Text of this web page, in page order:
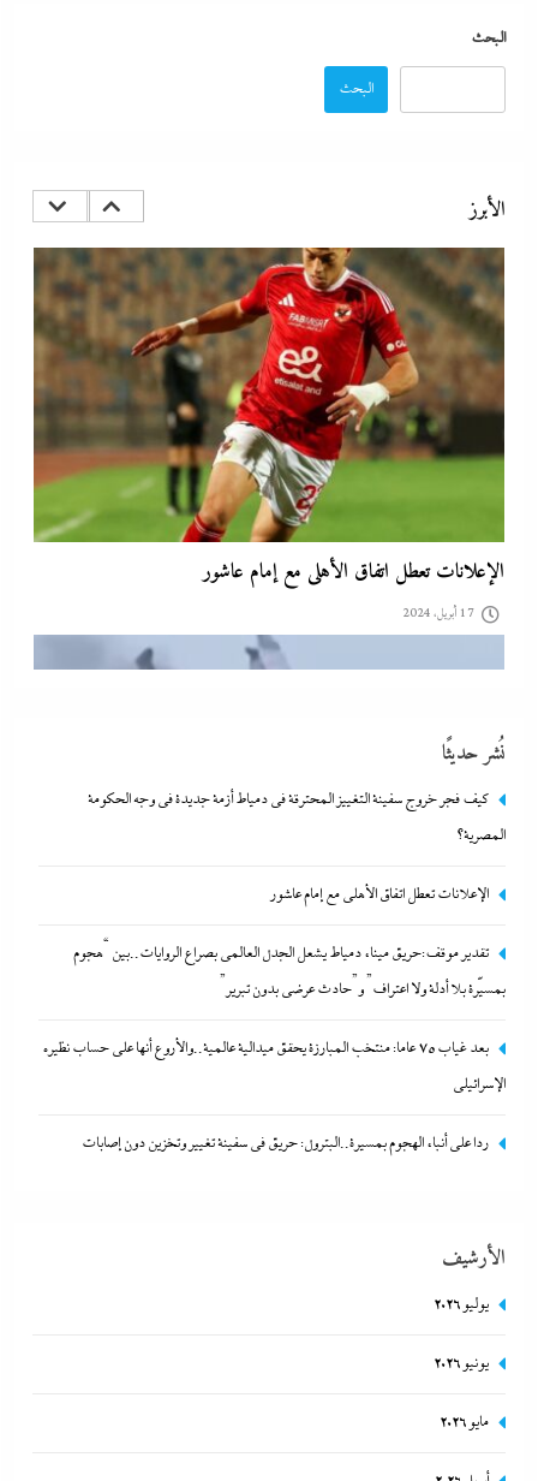
البحث
البحث
الأبرز
الإعلانات تعطل اتفاق الأهلى مع إمام عاشور
17 أبريل، 2024
تقدير موقف:حريق ميناء دمياط يشعل الجدل العالمي بصراع
الروايات..بين “هجوم بمسيّرة بلا أدلة ولا اعتراف” و”حادث عرضي
بدون تبرير”
على حساب نظيره الإسرائيلي
نُشر حديثًا
كيف فجر خروج سفينة التغييز المحترقة في دمياط أزمة جديدة في وجه الحكومة
المصرية؟
الإعلانات تعطل اتفاق الأهلى مع إمام عاشور
تقدير موقف:حريق ميناء دمياط يشعل الجدل العالمي بصراع الروايات..بين “هجوم
بمسيّرة بلا أدلة ولا اعتراف” و”حادث عرضي بدون تبرير”
بعد غياب 75 عاما: منتخب المبارزة يحقق ميدالية عالمية..والأروع أنها على حساب نظيره
الإسرائيلي
ردا على أنباء الهجوم بمسيرة..البترول: حريق في سفينة تغيير وتخزين دون إصابات
الأرشيف
يوليو 2026
يونيو 2026
مايو 2026